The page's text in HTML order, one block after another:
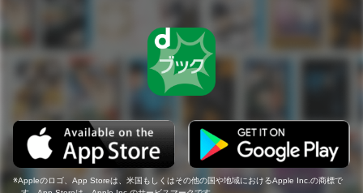
Appleのロゴ、App Storeは、米国もしくはその他の国や地域におけるApple Inc.の商標で